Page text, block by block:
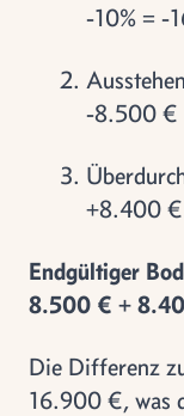
-10% = -
-8.500 €
+8.400 €
Endgültiger
8.500 € +
Die Differenz
16.900 €, was